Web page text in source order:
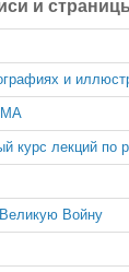
и
и
курс лекций по
Великую Войну